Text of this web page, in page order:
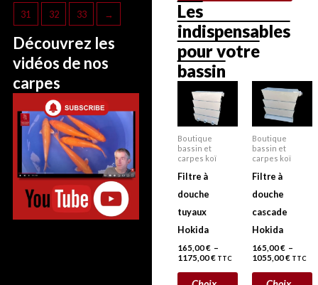
31 32 33 →
Découvrez les
vidéos de nos
carpes
Les
indispensables
pour votre
bassin
Boutique
bassin et
carpes koï
Filtre à
douche
tuyaux
Hokida
165,00€ –
1175,00€
de
prix :
165,00 €
à
1175,00 €
TTC
produit
a
plusieurs
variations.
options
peuvent
être
choisies
Boutique
bassin et
carpes koï
Filtre à
douche
cascade
Hokida
165,00€ –
1055,00€
de
prix :
165,00
à
TTC
a